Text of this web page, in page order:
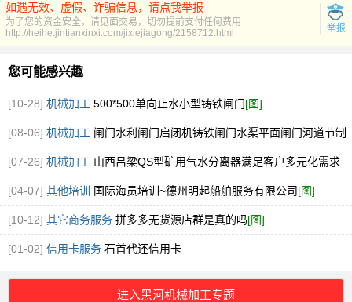
如遇无效、虚假、诈骗信息，请点我举报
为了您的资金安全，请见面交易，切勿提前支付任何费用
举报
http://heihe.jintianxinxi.com/jixiejiagong/2158712.html
您可能感兴趣
[10-28] 机械加工 500*500单向止水小型铸铁闸门[图]
[08-06] 机械加工 闸门水利闸门启闭机铸铁闸门水渠平面闸门河道节制
水闸门[图]
[07-26] 机械加工 山西吕梁QS型矿用气水分离器满足客户多元化需求
[图]
[04-07] 其他培训 国际海员培训~德州明起船舶服务有限公司[图]
[10-12] 其它商务服务 拼多多无货源店群是真的吗[图]
[01-02] 信用卡服务 石首代还信用卡
进入黑河机械加工专题